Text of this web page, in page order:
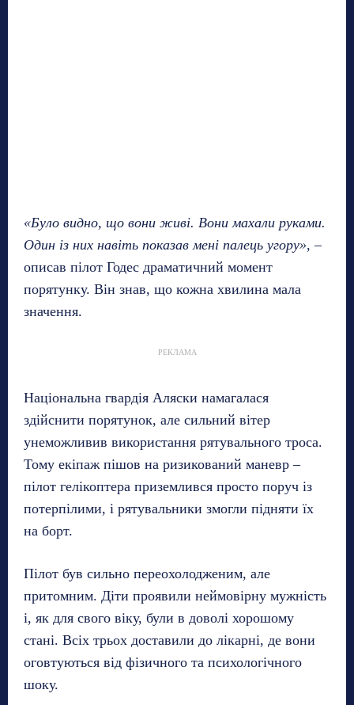
«Було видно, що вони живі. Вони махали руками.
Один із них навіть показав мені палець угору», –
описав пілот Годес драматичний момент
порятунку. Він знав, що кожна хвилина мала
значення.
РЕКЛАМА
Національна гвардія Аляски намагалася
здійснити порятунок, але сильний вітер
унеможливив використання рятувального троса.
Тому екіпаж пішов на ризикований маневр –
пілот гелікоптера приземлився просто поруч із
потерпілими, і рятувальники змогли підняти їх
на борт.
Пілот був сильно переохолодженим, але
притомним. Діти проявили неймовірну мужність
і, як для свого віку, були в доволі хорошому
стані. Всіх трьох доставили до лікарні, де вони
оговтуються від фізичного та психологічного
шоку.